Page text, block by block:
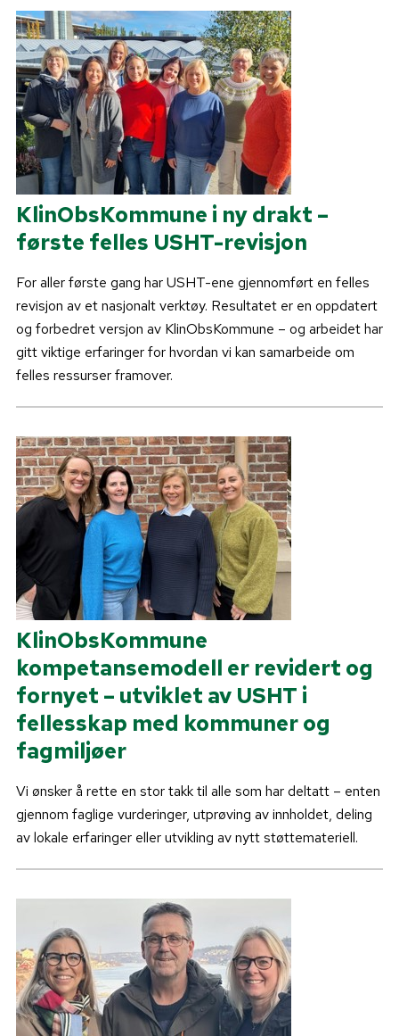
KlinObsKommune i ny drakt –
første felles USHT-revisjon
For aller første gang har USHT-ene gjennomført en felles
revisjon av et nasjonalt verktøy. Resultatet er en oppdatert
og forbedret versjon av KlinObsKommune – og arbeidet har
gitt viktige erfaringer for hvordan vi kan samarbeide om
felles ressurser framover.
KlinObsKommune
kompetansemodell er revidert og
fornyet – utviklet av USHT i
fellesskap med kommuner og
fagmiljøer
Vi ønsker å rette en stor takk til alle som har deltatt – enten
gjennom faglige vurderinger, utprøving av innholdet, deling
av lokale erfaringer eller utvikling av nytt støttemateriell.